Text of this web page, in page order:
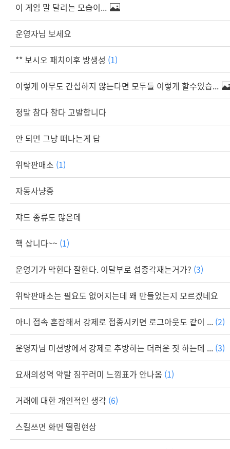
이 게임 말 달리는 모습이...
운영자님 보세요
** 보시오 패치이후 방생성 (1)
이렇게 아무도 간섭하지 않는다면 모두들 이렇게 할수있습...
정말 참다 참다 고발합니다
안 되면 그냥 떠나는게 답
위탁판매소 (1)
자동사냥중
쟈드 종류도 많은데
핵 삽니다~~ (1)
운영기가 막힌다 잘한다. 이달부로 섭종각재는거가? (3)
위탁판매소는 필요도 없어지는데 왜 만들었는지 모르겠네요
아니 접속 혼잡해서 강제로 접종시키면 로그아웃도 같이 ... (2)
운영자님 미션방에서 강제로 추방하는 더러운 짓 하는데 ... (3)
요새의성역 약탈 짐꾸러미 느낌표가 안나옴 (1)
거래에 대한 개인적인 생각 (6)
스킬쓰면 화면 떨림현상